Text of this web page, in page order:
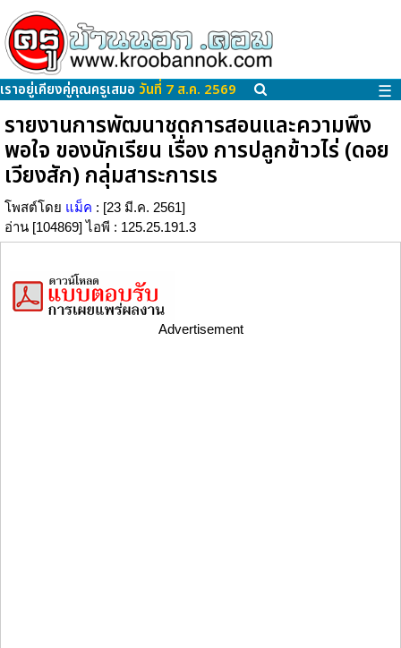
เราอยู่เคียงคู่คุณครูเสมอ วันที่ 7 ส.ค. 2569 ☰
รายงานการพัฒนาชุดการสอนและความพึง
พอใจ ของนักเรียน เรื่อง การปลูกข้าวไร่ (ดอย
เวียงสัก) กลุ่มสาระการเร
โพสต์โดย แม็ค : [23 มี.ค. 2561]
อ่าน [104869] ไอพี : 125.25.191.3
Advertisement